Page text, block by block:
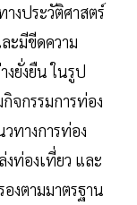
งประวัติศาสตร์
ะมีขีดความ
งยั่งยืน ในรูป
จกรรมการท่อง
ทางการท่อง
ท่องเที่ยว และ
งตามมาตรฐาน